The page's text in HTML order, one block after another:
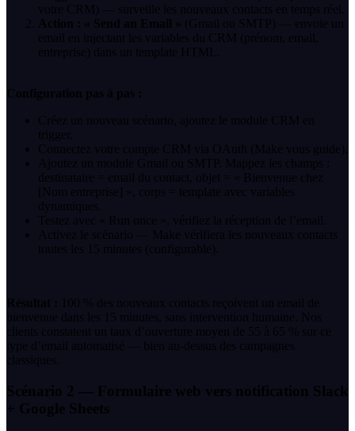
votre CRM) — surveille les nouveaux contacts en temps réel.
Action : « Send an Email » (Gmail ou SMTP) — envoie un
email en injectant les variables du CRM (prénom, email,
entreprise) dans un template HTML.
Configuration pas à pas :
Créez un nouveau scénario, ajoutez le module CRM en
trigger.
Connectez votre compte CRM via OAuth (Make vous guide).
Ajoutez un module Gmail ou SMTP. Mappez les champs :
destinataire = email du contact, objet = « Bienvenue chez
[Nom entreprise] », corps = template avec variables
dynamiques.
Testez avec « Run once », vérifiez la réception de l’email.
Activez le scénario — Make vérifiera les nouveaux contacts
toutes les 15 minutes (configurable).
Résultat : 100 % des nouveaux contacts reçoivent un email de
bienvenue dans les 15 minutes, sans intervention humaine. Nos
clients constatent un taux d’ouverture moyen de 55 à 65 % sur ce
type d’email automatisé — bien au-dessus des campagnes
classiques.
Scénario 2 — Formulaire web vers notification Slack
+ Google Sheets